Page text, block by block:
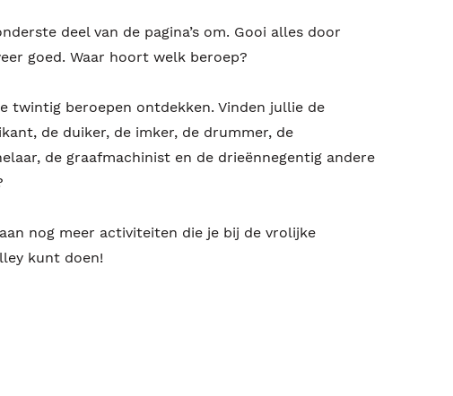
deel van de pagina’s om. Gooi alles door
goed. Waar hoort welk beroep?
twintig beroepen ontdekken. Vinden jullie de
de duiker, de imker, de drummer, de
de graafmachinist en de drieënnegentig andere
nog meer activiteiten die je bij de vrolijke
kunt doen!